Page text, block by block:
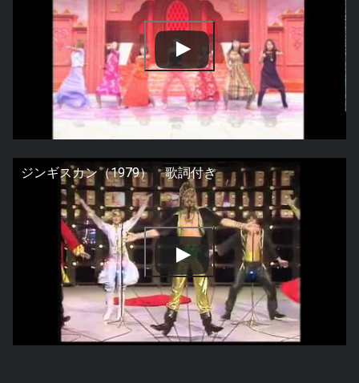
ジンギスカン（1979） 歌詞付き